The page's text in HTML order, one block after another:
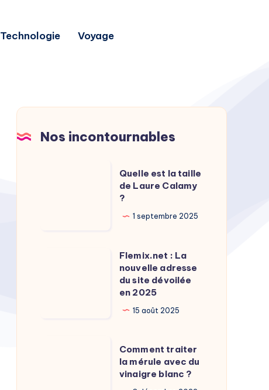
Technologie Voyage
Nos incontournables
Quelle est la taille
de Laure Calamy
?
1 septembre 2025
Flemix.net : La
nouvelle adresse
du site dévoilée
en 2025
15 août 2025
Comment traiter
la mérule avec du
vinaigre blanc ?